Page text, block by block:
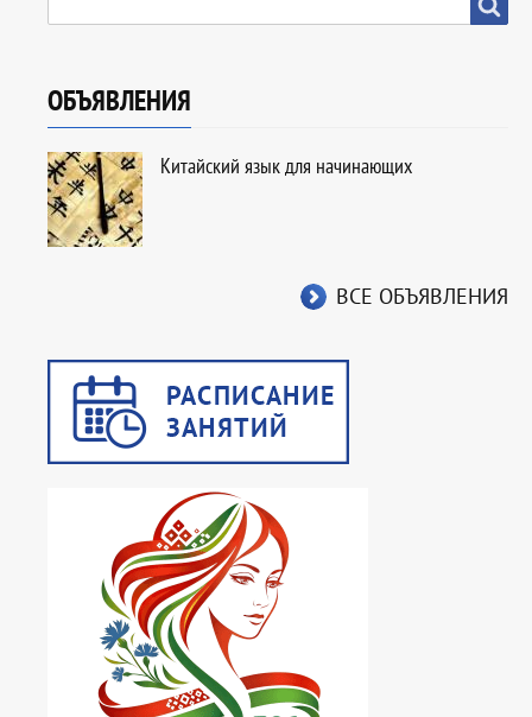
ОБЪЯВЛЕНИЯ
Китайский язык для начинающих
ВСЕ ОБЪЯВЛЕНИЯ